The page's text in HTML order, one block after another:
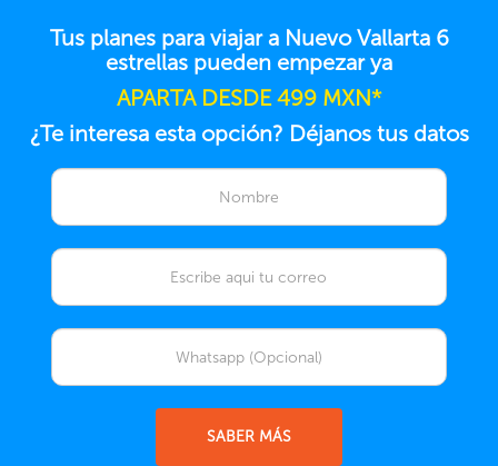
Tus planes para viajar a Nuevo Vallarta 6
estrellas pueden empezar ya
APARTA DESDE 499 MXN*
¿Te interesa esta opción? Déjanos tus datos
SABER MÁS